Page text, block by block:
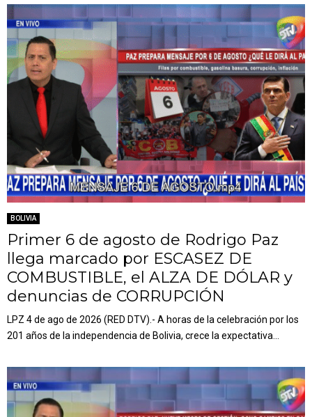
BOLIVIA
Primer 6 de agosto de Rodrigo Paz
llega marcado por ESCASEZ DE
COMBUSTIBLE, el ALZA DE DÓLAR y
denuncias de CORRUPCIÓN
LPZ 4 de ago de 2026 (RED DTV).- A horas de la celebración por los
201 años de la independencia de Bolivia, crece la expectativa...